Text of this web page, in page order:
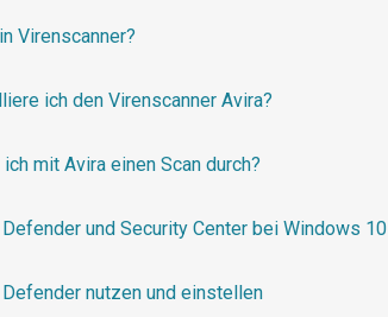
Virenscanner?
ich den Virenscanner Avira?
mit Avira einen Scan durch?
und Security Center bei Windows 10
nutzen und einstellen